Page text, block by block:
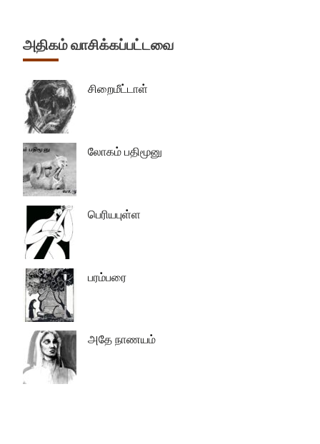
அதிகம் வாசிக்கப்பட்டவை
சிறைமீட்டாள்
லோகம் பதிமூனு
பெரியபுள்ள
பரம்பரை
அதே நாணயம்